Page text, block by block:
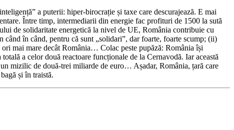
a puterii: hiper-birocrație și taxe care descurajează. E mai
Între timp, intermediarii din energie fac profituri de 1500 la sută
de solidaritate energetică la nivel de UE, România contribuie cu
în când, pentru că sunt „solidari”, dar foarte, foarte scump; (ii)
mai mare decât România… Colac peste pupăză: România își
a celor două reactoare funcționale de la Cernavodă. Iar această
mizilic de două-trei miliarde de euro… Așadar, România, țară care
și în traistă.